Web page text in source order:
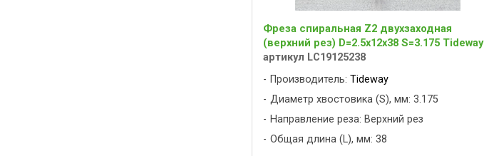
Фреза спиральная Z2 двухзаходная
(верхний рез) D=2.5x12x38 S=3.175 Tideway
артикул LC19125238
Производитель: Tideway
Диаметр хвостовика (S), мм: 3.175
Направление реза: Верхний рез
Общая длина (L), мм: 38